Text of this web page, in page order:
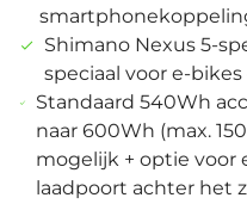
Shimano Nexus 5-
speciaal voor e-
Standaard 540Wh
naar 600Wh (max.
mogelijk + optie voor
laadpoort achter het